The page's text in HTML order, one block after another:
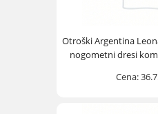
Otroški Argentina
nogometni dresi
Cena: